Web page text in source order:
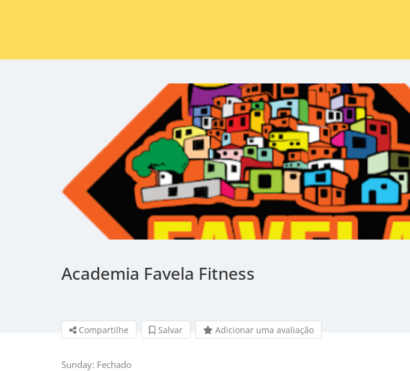
Academia Favela Fitness
Compartilhe Salvar Adicionar uma avaliação
Sunday: Fechado